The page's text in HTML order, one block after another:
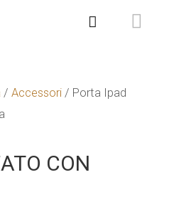
Cerca
/ Accessori / Porta Ipad
CON